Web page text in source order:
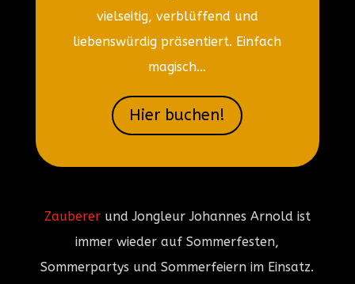
vielseitig, verblüffend und
liebenswürdig präsentiert. Einfach
magisch…
Hier buchen!
Zaubererund Jongleur Johannes Arnold ist
immer wieder auf Sommerfesten,
Sommerpartys und Sommerfeiern im Einsatz.